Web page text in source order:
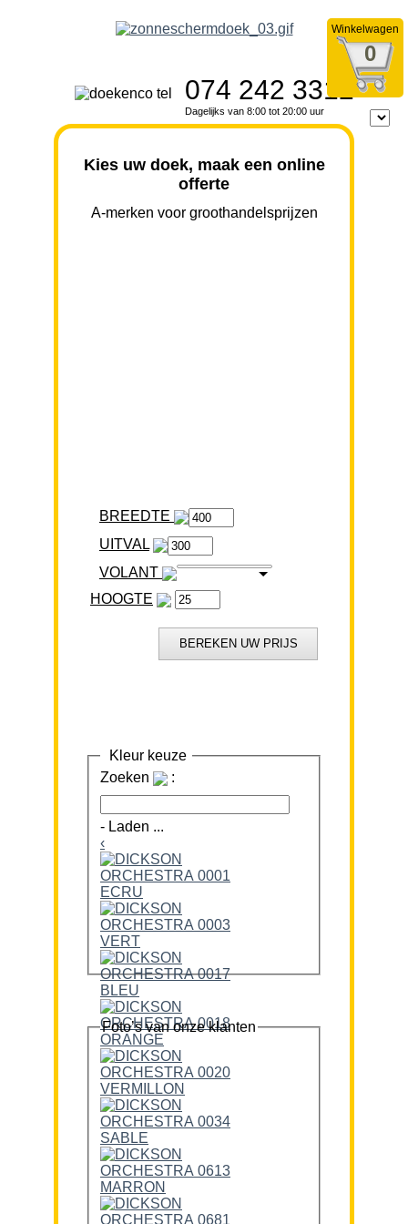
Winkelwagen
0
074 242 3312
Dagelijks van 8:00 tot 20:00 uur
Kies uw doek, maak een online
offerte
A-merken voor groothandelsprijzen
BREEDTE
VOLANT
HOOGTE
Kleur keuze
Zoeken
:
- Laden ...
‹
Foto’s van onze klanten